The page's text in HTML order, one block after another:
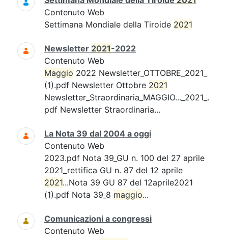
Contenuto Web
Settimana Mondiale della Tiroide 2021
Newsletter 2021-2022
Contenuto Web
Maggio 2022 Newsletter_OTTOBRE_2021_
(1).pdf Newsletter Ottobre 2021
Newsletter_Straordinaria_MAGGIO..._2021_.
pdf Newsletter Straordinaria...
La Nota 39 dal 2004 a oggi
Contenuto Web
2023.pdf Nota 39_GU n. 100 del 27 aprile
2021_rettifica GU n. 87 del 12 aprile
2021...Nota 39 GU 87 del 12aprile2021
(1).pdf Nota 39_8 maggio...
Comunicazioni a congressi
Contenuto Web